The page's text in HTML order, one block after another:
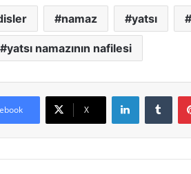
namaz yatsı
yatsı namazının nafilesi
X
LinkedIn Tumblr